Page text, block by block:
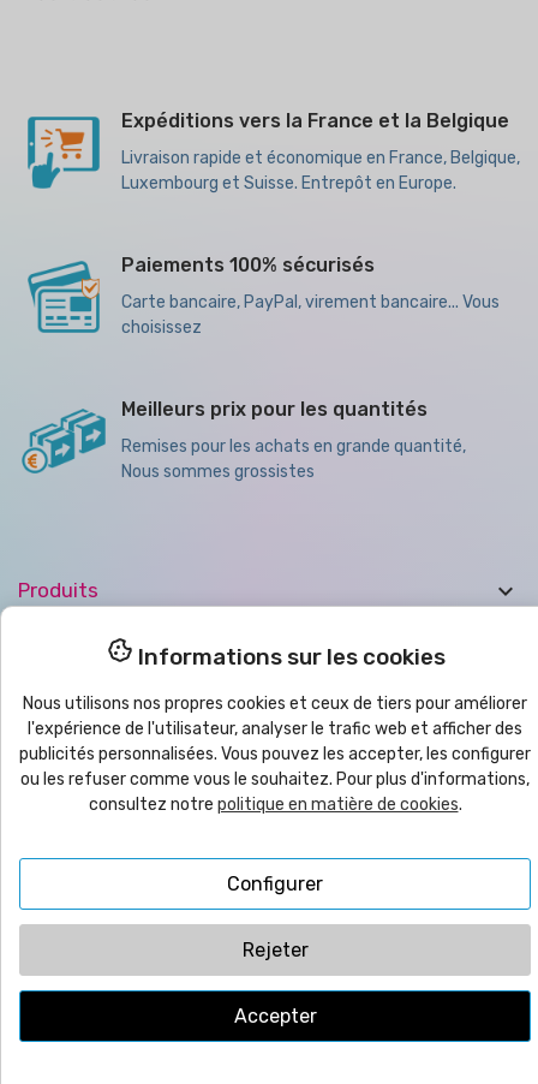
Expéditions vers la France et la Belgique
Livraison rapide et économique en France, Belgique,
Luxembourg et Suisse. Entrepôt en Europe.
Paiements 100% sécurisés
Carte bancaire, PayPal, virement bancaire... Vous
choisissez
Meilleurs prix pour les quantités
Remises pour les achats en grande quantité,
Nous sommes grossistes
Produits 
Bulletin 
yoimprimo ® | CMC VYRECO SL - C/Juan Bautista Llorens,
Informations sur les cookies
Nous utilisons nos propres cookies et ceux de tiers pour améliorer
l'expérience de l'utilisateur, analyser le trafic web et afficher des
publicités personnalisées. Vous pouvez les accepter, les configurer
ou les refuser comme vous le souhaitez. Pour plus d'informations,
consultez notre politique en matière de cookies.
Configurer
Rejeter
Accepter